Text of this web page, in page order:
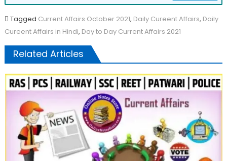
Tagged Current Affairs October 2021, Daily Cureent Affairs, Daily
Cureent Affairs in Hindi, Day to Day Current Affairs 2021
Related Articles